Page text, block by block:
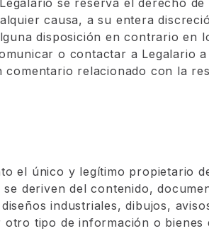
se reserva el derecho
causa, a su entera
disposición en contrario en
o contactar a Legalario
relacionado con la
el único y legítimo propietario
deriven del contenido,
industriales, dibujos,
tipo de información o bienes